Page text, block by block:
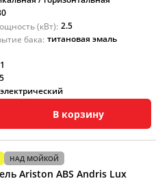
(кВт): 2.5
бака: титановая эмаль
электрический
В корзину
НАД МОЙКОЙ
Ariston ABS Andris Lux